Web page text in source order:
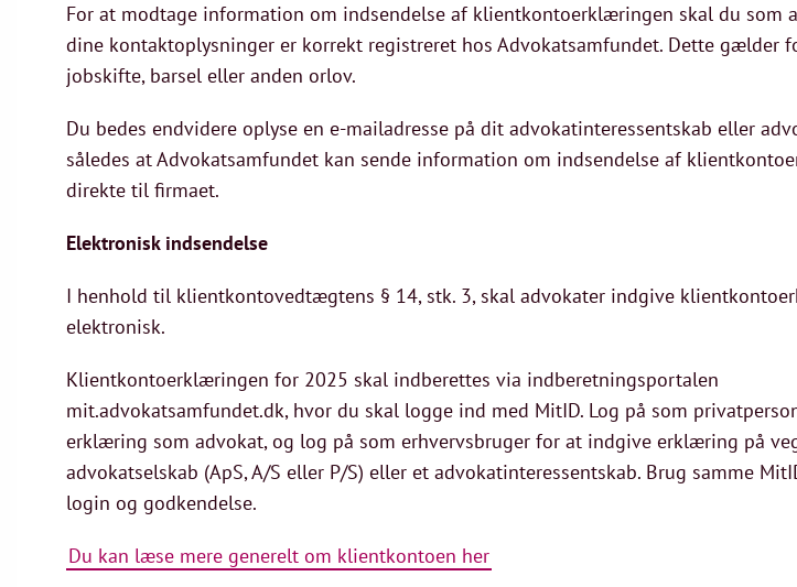
For at modtage information om indsendelse af klientkontoerklæringen skal du som
dine kontaktoplysninger er korrekt registreret hos Advokatsamfundet. Dette gælder
jobskifte, barsel eller anden orlov.
Du bedes endvidere oplyse en e-mailadresse på dit advokatinteressentskab eller
således at Advokatsamfundet kan sende information om indsendelse af
direkte til firmaet.
Elektronisk indsendelse
I henhold til klientkontovedtægtens § 14, stk. 3, skal advokater indgive
elektronisk.
Klientkontoerklæringen for 2025 skal indberettes via indberetningsportalen
mit.advokatsamfundet.dk, hvor du skal logge ind med MitID. Log på som
erklæring som advokat, og log på som erhvervsbruger for at indgive erklæring på
advokatselskab (ApS, A/S eller P/S) eller et advokatinteressentskab. Brug samme
login og godkendelse.
Du kan læse mere generelt om klientkontoen her